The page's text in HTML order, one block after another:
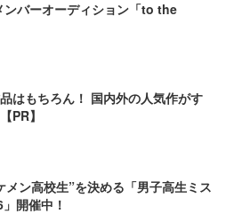
バーオーディション「to the
はもちろん！ 国内外の人気作がす
PR】
メン高校生”を決める「男子高生ミス
開催中！